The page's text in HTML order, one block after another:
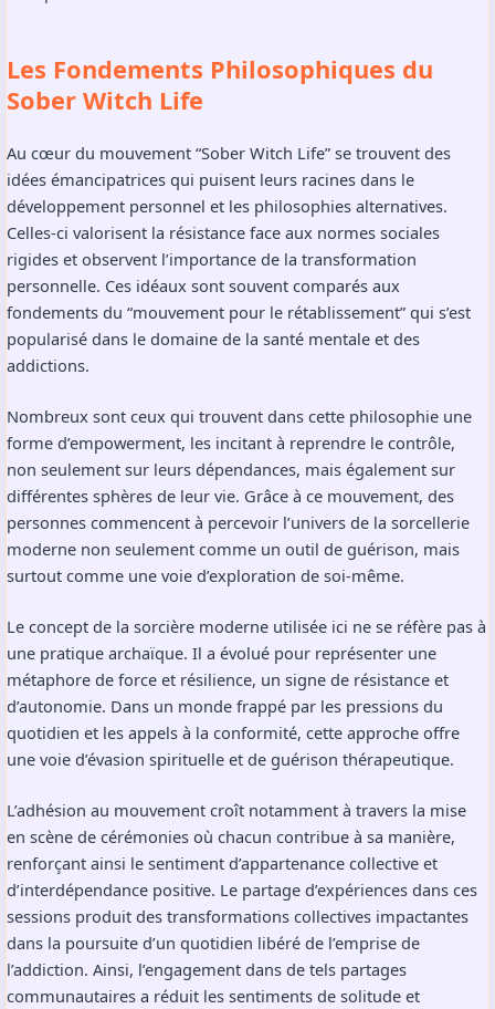
Les Fondements Philosophiques du
Sober Witch Life
Au cœur du mouvement “Sober Witch Life” se trouvent des
idées émancipatrices qui puisent leurs racines dans le
développement personnel et les philosophies alternatives.
Celles-ci valorisent la résistance face aux normes sociales
rigides et observent l’importance de la transformation
personnelle. Ces idéaux sont souvent comparés aux
fondements du “mouvement pour le rétablissement” qui s’est
popularisé dans le domaine de la santé mentale et des
addictions.
Nombreux sont ceux qui trouvent dans cette philosophie une
forme d’empowerment, les incitant à reprendre le contrôle,
non seulement sur leurs dépendances, mais également sur
différentes sphères de leur vie. Grâce à ce mouvement, des
personnes commencent à percevoir l’univers de la sorcellerie
moderne non seulement comme un outil de guérison, mais
surtout comme une voie d’exploration de soi-même.
Le concept de la sorcière moderne utilisée ici ne se réfère pas à
une pratique archaïque. Il a évolué pour représenter une
métaphore de force et résilience, un signe de résistance et
d’autonomie. Dans un monde frappé par les pressions du
quotidien et les appels à la conformité, cette approche offre
une voie d’évasion spirituelle et de guérison thérapeutique.
L’adhésion au mouvement croît notamment à travers la mise
en scène de cérémonies où chacun contribue à sa manière,
renforçant ainsi le sentiment d’appartenance collective et
d’interdépendance positive. Le partage d’expériences dans ces
sessions produit des transformations collectives impactantes
dans la poursuite d’un quotidien libéré de l’emprise de
l’addiction. Ainsi, l’engagement dans de tels partages
communautaires a réduit les sentiments de solitude et